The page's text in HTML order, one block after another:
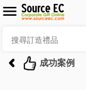
成功案例